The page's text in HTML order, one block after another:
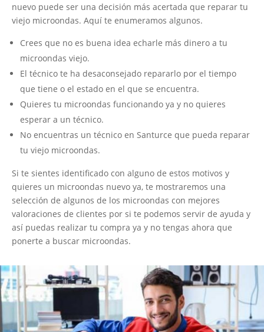
nuevo puede ser una decisión más acertada que reparar tu
viejo microondas. Aquí te enumeramos algunos.
Crees que no es buena idea echarle más dinero a tu
microondas viejo.
El técnico te ha desaconsejado repararlo por el tiempo
que tiene o el estado en el que se encuentra.
Quieres tu microondas funcionando ya y no quieres
esperar a un técnico.
No encuentras un técnico en Santurce que pueda reparar
tu viejo microondas.
Si te sientes identificado con alguno de estos motivos y
quieres un microondas nuevo ya, te mostraremos una
selección de algunos de los microondas con mejores
valoraciones de clientes por si te podemos servir de ayuda y
así puedas realizar tu compra ya y no tengas ahora que
ponerte a buscar microondas.